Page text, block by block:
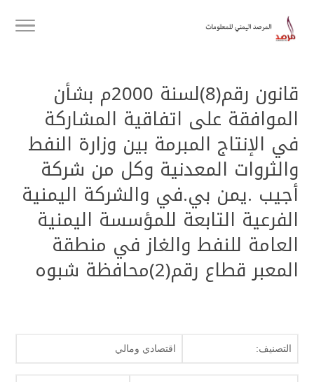
قانون رقم(8)لسنة 2000م بشأن
الموافقة على اتفاقية المشاركة
في الإنتاج المبرمة بين وزارة النفط
والثروات المعدنية وكل من شركة
أجيب .يمن بي.في والشركة اليمنية
الفرعية التابعة للمؤسسة اليمنية
العامة للنفط والغاز في منطقة
المعبر قطاع رقم(2)محافظة شبوه
التصنيف: اقتصادي ومالي